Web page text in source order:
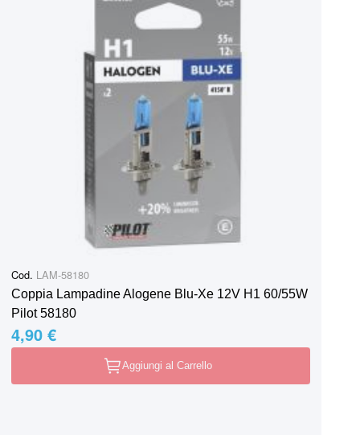
Cod. LAM-58180
Coppia Lampadine Alogene Blu-Xe 12V H1 60/55W
Pilot 58180
4,90 €
Aggiungi al Carrello